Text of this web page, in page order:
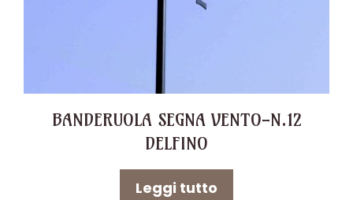
BANDERUOLA SEGNA VENTO-N.12
DELFINO
Leggi tutto